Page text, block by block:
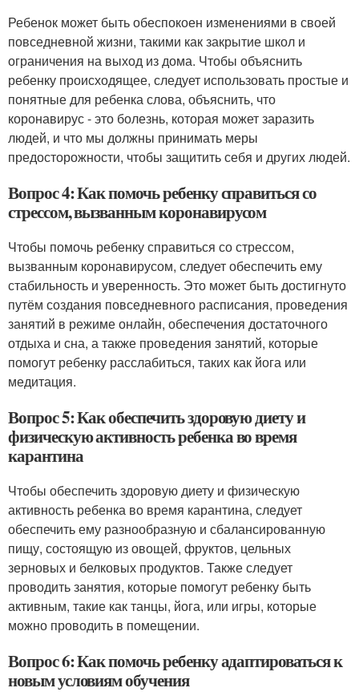
Ребенок может быть обеспокоен изменениями в своей
повседневной жизни, такими как закрытие школ и
ограничения на выход из дома. Чтобы объяснить
ребенку происходящее, следует использовать простые и
понятные для ребенка слова, объяснить, что
коронавирус - это болезнь, которая может заразить
людей, и что мы должны принимать меры
предосторожности, чтобы защитить себя и других людей.
Вопрос 4: Как помочь ребенку справиться со
стрессом, вызванным коронавирусом
Чтобы помочь ребенку справиться со стрессом,
вызванным коронавирусом, следует обеспечить ему
стабильность и уверенность. Это может быть достигнуто
путём создания повседневного расписания, проведения
занятий в режиме онлайн, обеспечения достаточного
отдыха и сна, а также проведения занятий, которые
помогут ребенку расслабиться, таких как йога или
медитация.
Вопрос 5: Как обеспечить здоровую диету и
физическую активность ребенка во время
карантина
Чтобы обеспечить здоровую диету и физическую
активность ребенка во время карантина, следует
обеспечить ему разнообразную и сбалансированную
пищу, состоящую из овощей, фруктов, цельных
зерновых и белковых продуктов. Также следует
проводить занятия, которые помогут ребенку быть
активным, такие как танцы, йога, или игры, которые
можно проводить в помещении.
Вопрос 6: Как помочь ребенку адаптироваться к
новым условиям обучения